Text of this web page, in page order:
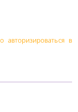
авторизироваться в